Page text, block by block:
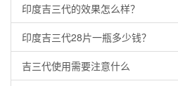
印度吉三代的效果怎么样？
印度吉三代28片一瓶多少钱？
吉三代使用需要注意什么